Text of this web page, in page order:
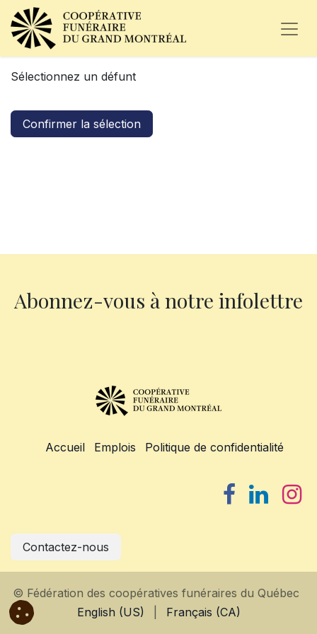
Sélectionnez un défunt
Confirmer la sélection
Abonnez-vous à notre infolettre
Accueil Emplois Politique de confidentialité
Contactez-nous
© Fédération des coopératives funéraires du Québec
English (US)
Français (CA)